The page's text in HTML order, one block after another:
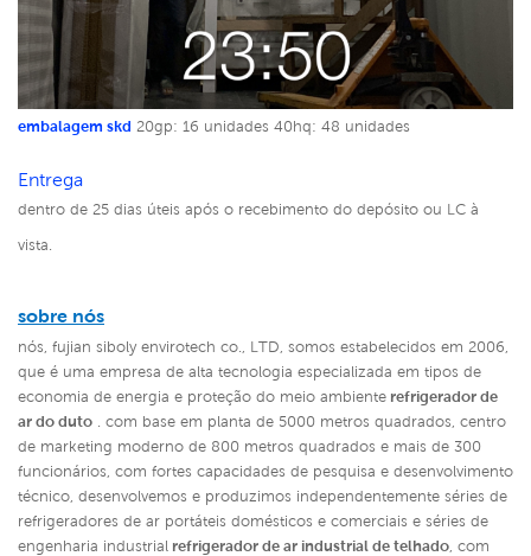
embalagem skd 20gp: 16 unidades 40hq: 48 unidades
Entrega
dentro de 25 dias úteis após o recebimento do depósito ou LC à
vista.
sobre nós
nós, fujian siboly envirotech co., LTD, somos estabelecidos em 2006,
que é uma empresa de alta tecnologia especializada em tipos de
economia de energia e proteção do meio ambiente refrigerador de
ar do duto . com base em planta de 5000 metros quadrados, centro
de marketing moderno de 800 metros quadrados e mais de 300
funcionários, com fortes capacidades de pesquisa e desenvolvimento
técnico, desenvolvemos e produzimos independentemente séries de
refrigeradores de ar portáteis domésticos e comerciais e séries de
engenharia industrial refrigerador de ar industrial de telhado com